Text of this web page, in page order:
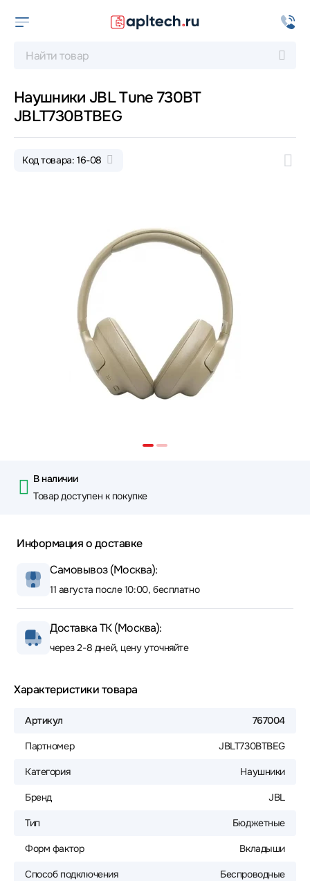
Наушники JBL Tune 730BT
JBLT730BTBEG
Код товара: 16-08
В наличии
Товар доступен к покупке
Информация о доставке
Самовывоз (Москва):
11 августа после 10:00, бесплатно
Доставка ТК (Москва):
через 2-8 дней, цену уточняйте
Характеристики товара
Артикул 767004
Партномер JBLT730BTBEG
Категория Наушники
Бренд JBL
Тип Бюджетные
Форм фактор Вкладыши
Способ подключения Беспроводные